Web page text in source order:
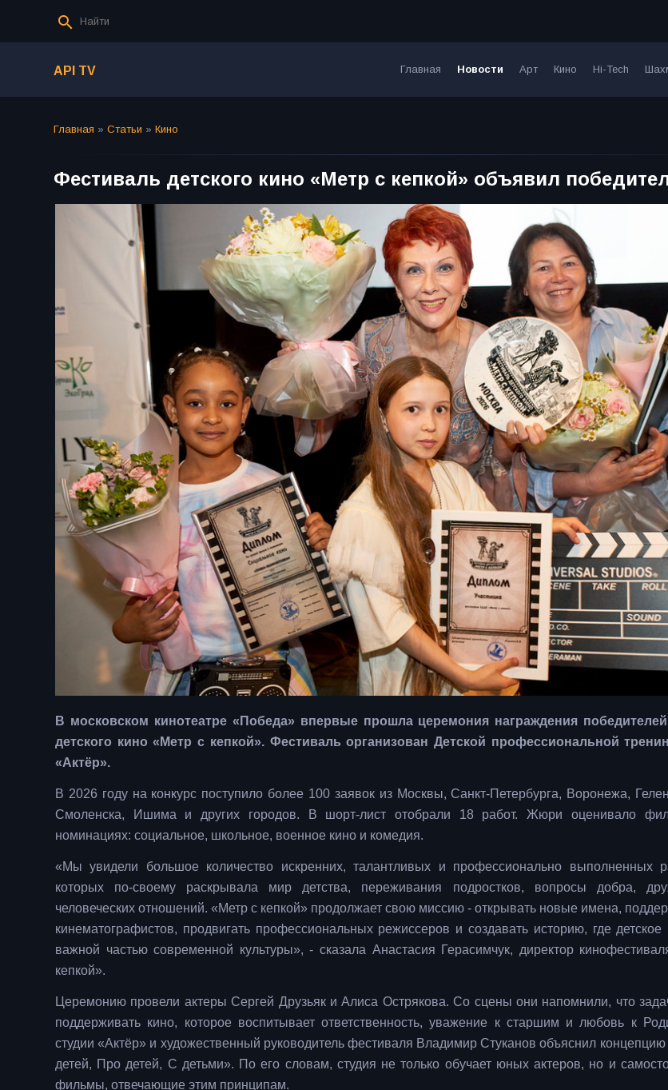
API TV Главная Новости Арт Кино Hi-Tech
Главная » Статьи » Кино
Фестиваль детского кино «Метр с кепкой» объявил
В московском кинотеатре «Победа» впервые прошла церемония награждения
детского кино «Метр с кепкой». Фестиваль организован Детской профессиональной
«Актёр».
В 2026 году на конкурс поступило более 100 заявок из Москвы, Санкт-Петербурга, Воронежа,
Смоленска, Ишима и других городов. В шорт-лист отобрали 18 работ. Жюри оценивало
номинациях: социальное, школьное, военное кино и комедия.
«Мы увидели большое количество искренних, талантливых и профессионально выполненных
которых по-своему раскрывала мир детства, переживания подростков, вопросы добра,
человеческих отношений. «Метр с кепкой» продолжает свою миссию - открывать новые имена,
кинематографистов, продвигать профессиональных режиссеров и создавать историю, где детское
важной частью современной культуры», - сказала Анастасия Герасимчук, директор
кепкой».
Церемонию провели актеры Сергей Друзьяк и Алиса Острякова. Со сцены они напомнили, что
поддерживать кино, которое воспитывает ответственность, уважение к старшим и любовь к
студии «Актёр» и художественный руководитель фестиваля Владимир Стуканов объяснил
детей, Про детей, С детьми». По его словам, студия не только обучает юных актеров, но и
фильмы, отвечающие этим принципам.